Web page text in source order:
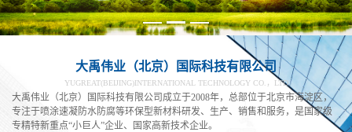
大禹伟业（北京）国际科技有限公司
YUGREAT(BEIJING)INTERNATIONAL TECHNOLOGY CO.，LTD
大禹伟业（北京）国际科技有限公司成立于2008年，总部位于北京市海淀区，
专注于喷涂速凝防水防腐等环保型新材料研发、生产、销售和服务，是国家级
专精特新重点“小巨人”企业、国家高新技术企业。